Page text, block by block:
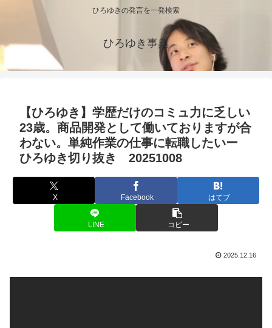
ひろゆきの発言を一発検索
ひろゆき事典
【ひろゆき】学歴だけのコミュ力に乏しい
23歳。商品開発として働いておりますが合
わない。単純作業の仕事に転職したいー
ひろゆき切り抜き 20251008
X Facebook はてブ
LINE コピー
2025.12.16